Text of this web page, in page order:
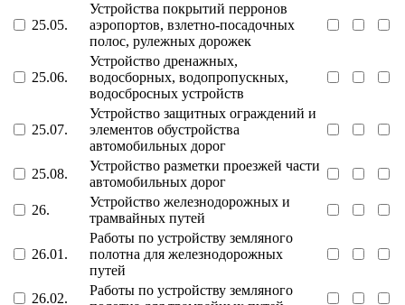
25.05.
Устройства покрытий перронов
аэропортов, взлетно-посадочных
полос, рулежных дорожек
25.06.
Устройство дренажных,
водосборных, водопропускных,
водосбросных устройств
25.07.
Устройство защитных ограждений и
элементов обустройства
автомобильных дорог
25.08.
Устройство разметки проезжей части
автомобильных дорог
26.
Устройство железнодорожных и
трамвайных путей
26.01.
Работы по устройству земляного
полотна для железнодорожных
путей
26.02.
Работы по устройству земляного